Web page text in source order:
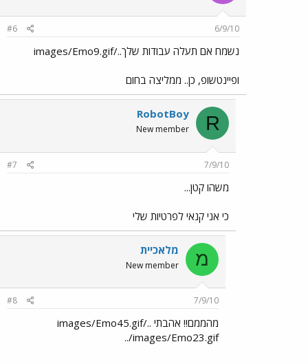
6/9/10
#6
נשמח אם תעלה עבודות שלך../images/Emo9.gif
ופיינטשופ, כן.. ממליצה בחום
R
RobotBoy
New member
7/9/10
#7
משהו קטן...
כי אני קנאי לפרטיות שלי
מ מלאכיית
New member
7/9/10
#8
מהממם!! אהבתי ../images/Emo45.gif
../images/Emo23.gif